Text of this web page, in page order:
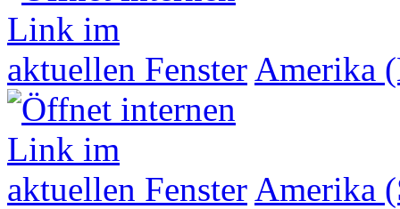
Amerika
Amerika